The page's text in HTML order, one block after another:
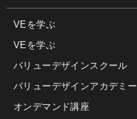
VEを学ぶ
VEを学ぶ
バリューデザインスクール
バリューデザインアカデミー
オンデマンド講座